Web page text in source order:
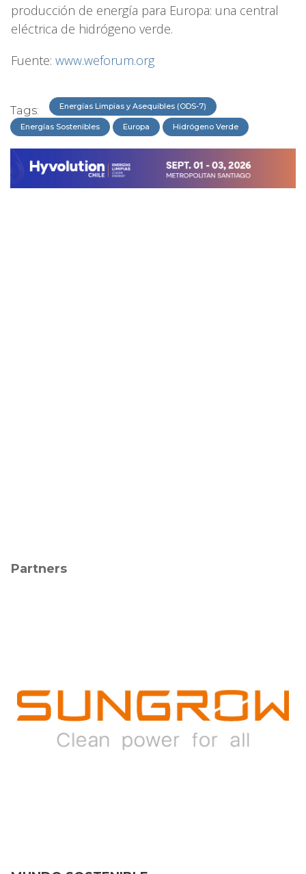
producción de energía para Europa: una central
eléctrica de hidrógeno verde.
Fuente: www.weforum.org
Tags: Energías Limpias y Asequibles (ODS-7)
Energías Sostenibles Europa Hidrógeno Verde
Partners